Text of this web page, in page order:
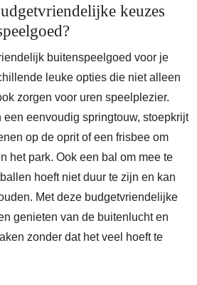
keuzes
buitenspeelgoed voor je
leuke opties die niet alleen
zorgen voor uren speelplezier.
eenvoudig springtouw, stoepkrijt
op de oprit of een frisbee om
het park. Ook een bal om mee te
hoeft niet duur te zijn en kan
Met deze budgetvriendelijke
genieten van de buitenlucht en
zonder dat het veel hoeft te